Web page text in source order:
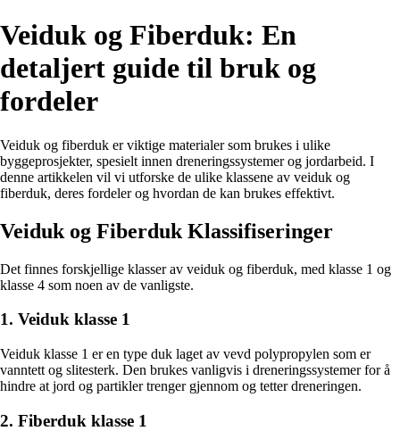
Veiduk og Fiberduk: En
detaljert guide til bruk og
fordeler
Veiduk og fiberduk er viktige materialer som brukes i ulike
byggeprosjekter, spesielt innen dreneringssystemer og jordarbeid. I
denne artikkelen vil vi utforske de ulike klassene av veiduk og
fiberduk, deres fordeler og hvordan de kan brukes effektivt.
Veiduk og Fiberduk Klassifiseringer
Det finnes forskjellige klasser av veiduk og fiberduk, med klasse 1 og
klasse 4 som noen av de vanligste.
1. Veiduk klasse 1
Veiduk klasse 1 er en type duk laget av vevd polypropylen som er
vanntett og slitesterk. Den brukes vanligvis i dreneringssystemer for å
hindre at jord og partikler trenger gjennom og tetter dreneringen.
2. Fiberduk klasse 1